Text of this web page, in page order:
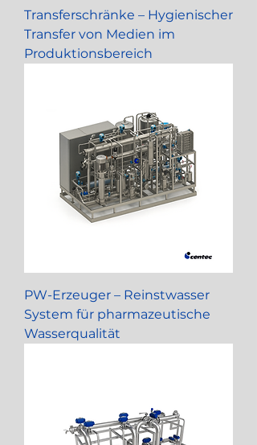
Transferschränke – Hygienischer
Transfer von Medien im
Produktionsbereich
PW-Erzeuger – Reinstwasser
System für pharmazeutische
Wasserqualität